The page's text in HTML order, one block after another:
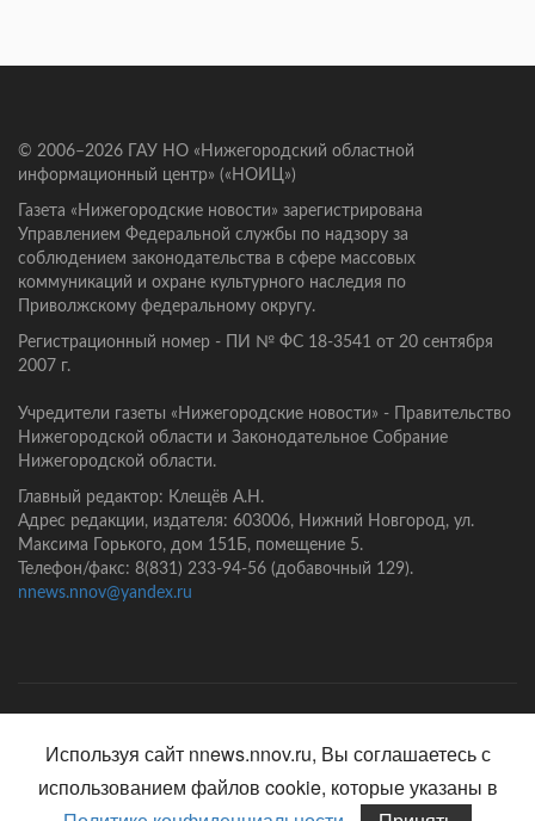
© 2006–2026 ГАУ НО «Нижегородский областной
информационный центр» («НОИЦ»)
Газета «Нижегородские новости» зарегистрирована
Управлением Федеральной службы по надзору за
соблюдением законодательства в сфере массовых
коммуникаций и охране культурного наследия по
Приволжскому федеральному округу.
Регистрационный номер - ПИ № ФС 18-3541 от 20 сентября
2007 г.
Учредители газеты «Нижегородские новости» - Правительство
Нижегородской области и Законодательное Собрание
Нижегородской области.
Главный редактор: Клещёв А.Н.
Адрес редакции, издателя: 603006, Нижний Новгород, ул.
Максима Горького, дом 151Б, помещение 5.
Телефон/факс: 8(831) 233-94-56 (добавочный 129).
nnews.nnov@yandex.ru
Используя сайт nnews.nnov.ru, Вы соглашаетесь с
использованием файлов cookie, которые указаны в